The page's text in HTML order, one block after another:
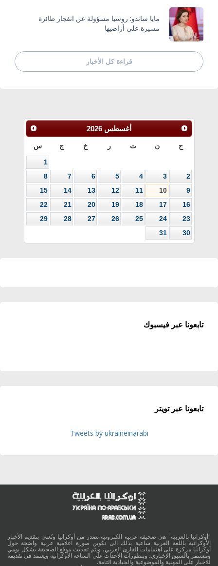
مايا ساندو: روسيا مسؤولة عن انفجار طائرة
مسيرة على أراضيها
قراءة كل الأخبار
أغسطس 2026
ح ن ث ر خ ج س
1
2
3
4
5
6
7
8
9
10
11
12
13
14
15
16
17
18
19
20
21
22
23
24
25
26
27
28
29
30
31
تابعونا عبر فيسبوك
تابعونا عبر تويتر
Tweets by ukraineinarabi
"أوكرانيا بالعربية" هي صحيفة عربية الكترونية تصدر من أوكرانيا وتُعنى بتقديم الأخبار
الأوكرانية باللغة العربية ساعية بذلك الى تكوين صورة اعلامية عربية واضحة حول
أوكرانيا مركزة على اهتمامات القارئ العربي، ويتم تحديث موقع الصحيفة بشكل يومي
ومستمر بالسبق الإخباري، وبتطورات الأحداث على الساحة الأوكرانية ويعتمد في تقديمه
للاخبار على المهنية والموضوعية والحيادية التامة.